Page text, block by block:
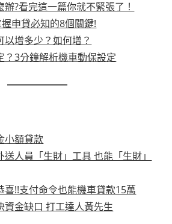
?看完這一篇你就不緊張了！
申貸必知的8個關鍵!
增多少？如何增？
？3分鐘解析機車動保設定
小額貸款
人員「生財」工具 也能「生財」
喜!!支付命令也能機車貸款15萬
資金缺口 打工達人黃先生